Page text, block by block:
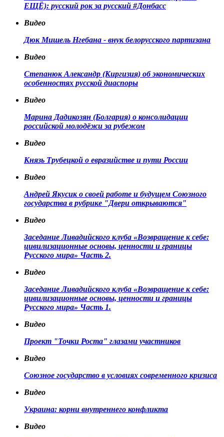
ЕЩЁ): русский рок за русский #Донбасс
Видео
Дюк Мишель Нгебана - внук белорусского партизана
Видео
Степанюк Александр (Киргизия) об экономических
особенностях русской диаспоры
Видео
Марина Дадикозян (Болгария) о консолидации
российской молодёжи за рубежом
Видео
Князь Трубецкой о евразийстве и пути России
Видео
Андрей Якусик о своей работе и будущем Союзного
государства в рубрике "Двери открываются"
Видео
Заседание Ливадийского клуба «Возвращение к себе:
цивилизационные основы, ценности и границы
Русского мира» Часть 2.
Видео
Заседание Ливадийского клуба «Возвращение к себе:
цивилизационные основы, ценности и границы
Русского мира» Часть 1.
Видео
Проект "Точки Роста" глазами участников
Видео
Союзное государство в условиях современного кризиса
Видео
Украина: корни внутреннего конфликта
Видео